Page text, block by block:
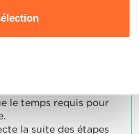
consulter notre
Politique de
le temps requis pour
la suite des étapes